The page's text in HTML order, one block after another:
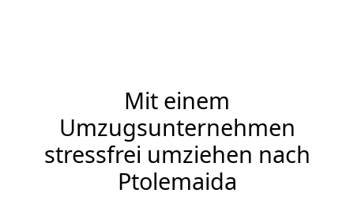
Mit einem
Umzugsunternehmen
stressfrei umziehen nach
Ptolemaida